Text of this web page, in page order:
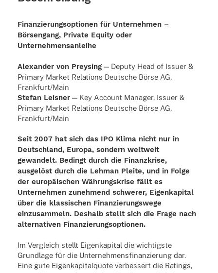
Finanzierungsoptionen für Unternehmen –
Börsengang, Private Equity oder
Unternehmensanleihe
Alex­an­der von Prey­sing— Deputy Head of Issuer &
Primary Market Rela­ti­ons Deut­sche Börse AG,
Frankfurt/Main
Stefan Leis­ner— Key Account Mana­ger, Issuer &
Primary Market Rela­ti­ons Deut­sche Börse AG,
Frankfurt/Main
Seit 2007 hat sich das IPO Klima nicht nur in
Deutschland, Europa, sondern weltweit
gewandelt. Bedingt durch die Finanzkrise,
ausgelöst durch die Lehman Pleite, und in Folge
der europäischen Währungskrise fällt es
Unternehmen zunehmend schwerer, Eigenkapital
über die klassischen Finanzierungswege
einzusammeln. Deshalb stellt sich die Frage nach
alternativen Finanzierungsoptionen.
Im Vergleich stellt Eigenkapital die wichtigste
Grundlage für die Unternehmensfinanzierung dar.
Eine gute Eigenkapitalquote verbessert die Ratings,